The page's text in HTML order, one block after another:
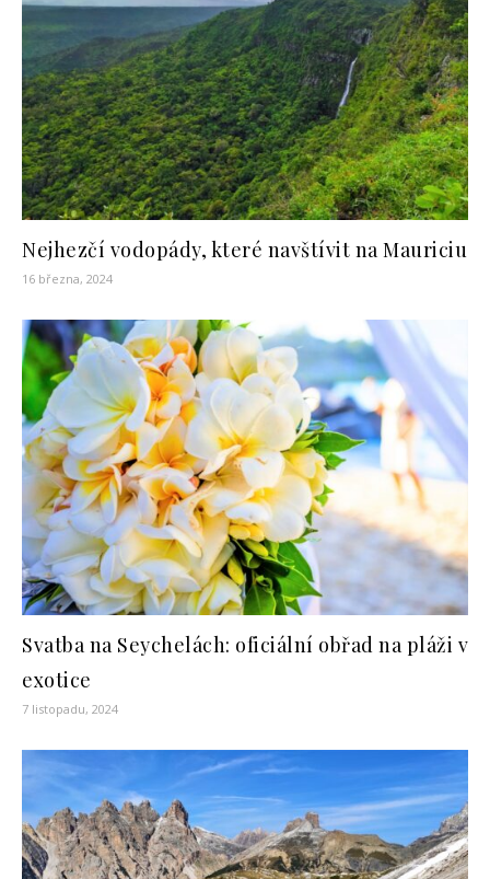
Nejhezčí vodopády, které navštívit na Mauriciu
16 března, 2024
Svatba na Seychelách: oficiální obřad na pláži v
exotice
7 listopadu, 2024